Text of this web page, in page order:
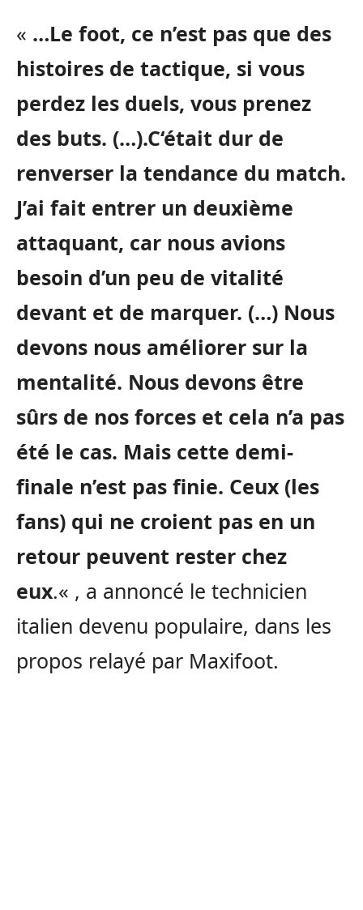
« …Le foot, ce n’est pas que des
histoires de tactique, si vous
perdez les duels, vous prenez
des buts. (…).C‘était dur de
renverser la tendance du match.
J’ai fait entrer un deuxième
attaquant, car nous avions
besoin d’un peu de vitalité
devant et de marquer. (…) Nous
devons nous améliorer sur la
mentalité. Nous devons être
sûrs de nos forces et cela n’a pas
été le cas. Mais cette demi-
finale n’est pas finie. Ceux (les
fans) qui ne croient pas en un
retour peuvent rester chez
eux.« , a annoncé le technicien
italien devenu populaire, dans les
propos relayé par Maxifoot.